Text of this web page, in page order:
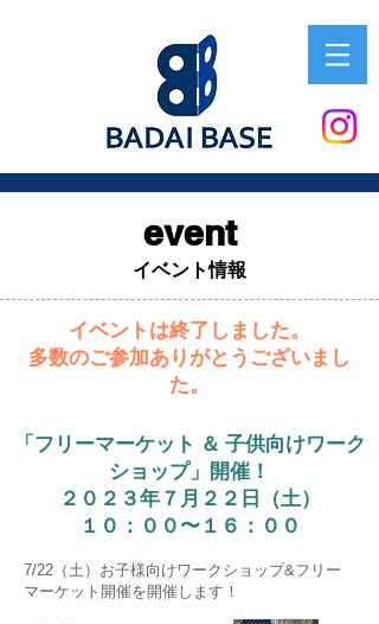
event
イベント情報
イベントは終了しました。
​多数のご参加ありがとうございまし
た。
「フリーマーケット ＆ 子供向けワーク
ショップ」開催！
２０２３年７月２２日（土）
１０：００〜１６：００
7/22（土）お子様向けワークショップ&フリー
マーケット開催を開催します！